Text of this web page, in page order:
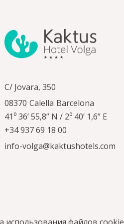
C/ Jovara, 350
08370 Calella Barcelona
41⁰ 36’ 55,8” N / 2⁰ 40’ 1,6” E
+34 937 69 18 00
info-volga@kaktushotels.com